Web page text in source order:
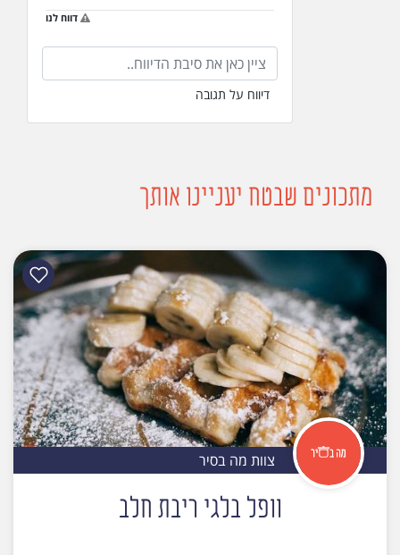
דווח לנו
דיווח על תגובה
מתכונים שבטח יעניינו אותך
צוות מה בסיר
וופל בלגי ריבת חלב